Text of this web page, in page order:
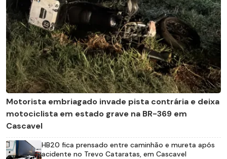
Motorista embriagado invade pista contrária e deixa
motociclista em estado grave na BR-369 em
Cascavel
HB20 fica prensado entre caminhão e mureta após
acidente no Trevo Cataratas, em Cascavel